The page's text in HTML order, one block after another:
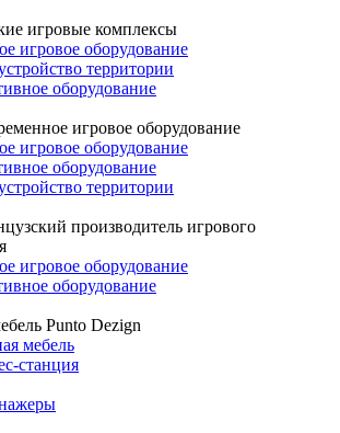
игровые комплексы
игровое оборудование
территории
оборудование
игровое оборудование
игровое оборудование
оборудование
территории
производитель игрового
игровое оборудование
оборудование
Punto Dezign
мебель
станция